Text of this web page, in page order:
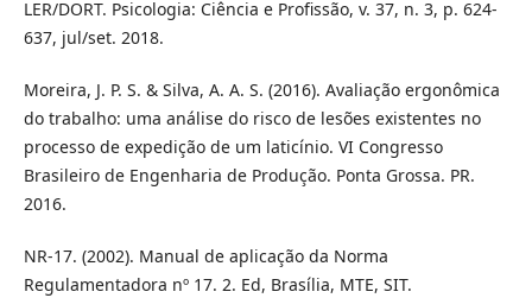
LER/DORT. Psicologia: Ciência e Profissão, v. 37, n. 3, p. 624-
637, jul/set. 2018.
Moreira, J. P. S. & Silva, A. A. S. (2016). Avaliação ergonômica
do trabalho: uma análise do risco de lesões existentes no
processo de expedição de um laticínio. VI Congresso
Brasileiro de Engenharia de Produção. Ponta Grossa. PR.
2016.
NR-17. (2002). Manual de aplicação da Norma
Regulamentadora nº 17. 2. Ed, Brasília, MTE, SIT.